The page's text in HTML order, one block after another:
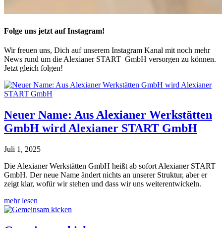
Folge uns jetzt auf Instagram!
Wir freuen uns, Dich auf unserem Instagram Kanal mit noch mehr
News rund um die Alexianer START GmbH versorgen zu können.
Jetzt gleich folgen!
Neuer Name: Aus Alexianer Werkstätten
GmbH wird Alexianer START GmbH
Juli 1, 2025
Die Alexianer Werkstätten GmbH heißt ab sofort Alexianer START
GmbH. Der neue Name ändert nichts an unserer Struktur, aber er
zeigt klar, wofür wir stehen und dass wir uns weiterentwickeln.
mehr lesen